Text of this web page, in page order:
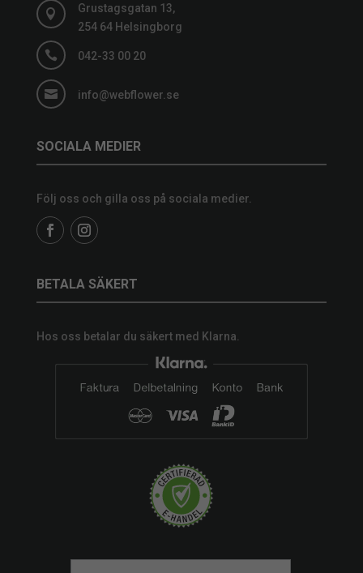

Grustagsgatan 13,
254 64 Helsingborg
 042-33 00 20
 info@webflower.se
SOCIALA MEDIER
Följ oss och gilla oss på sociala medier.
BETALA SÄKERT
Hos oss betalar du säkert med Klarna.